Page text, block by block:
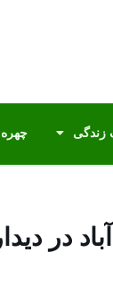
زندگی چهره
در